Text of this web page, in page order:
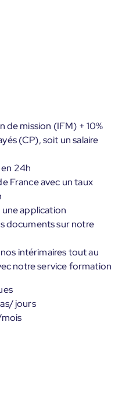
de mission (IFM) + 10%
(CP), soit un salaire
24h
France avec un taux
une application
documents sur notre
intérimaires tout au
notre service formation
jours